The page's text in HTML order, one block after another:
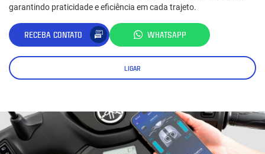
garantindo praticidade e eficiência em cada trajeto.
RECEBA CONTATO WHATSAPP
LIGAR